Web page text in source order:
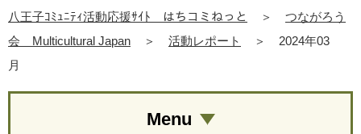
八王子ｺﾐｭﾆﾃｨ活動応援ｻｲﾄ はちコミねっと ＞
つながろう
会 Multicultural Japan
＞ 活動レポート ＞
2024年03
月
Menu